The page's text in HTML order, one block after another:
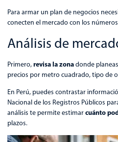
Para armar un plan de negocios
conecten el mercado con los
Análisis de
Primero,revisa la zonadonde
precios por metro cuadrado, tipo de
En Perú, puedes contrastar
Nacional de los Registros Públicos
análisis te permite estimarcuánto
plazos.